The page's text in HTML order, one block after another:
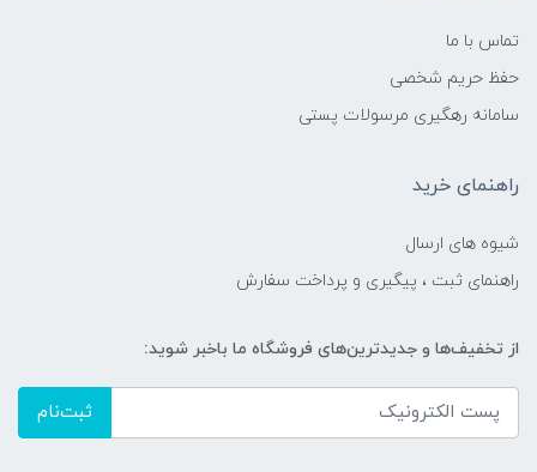
تماس با ما
حفظ حریم شخصی
سامانه رهگیری مرسولات پستی
راهنمای خرید
شیوه های ارسال
راهنمای ثبت ، پیگیری و پرداخت سفارش
از تخفیف‌ها و جدیدترین‌های فروشگاه ما باخبر شوید:
ثبت‌نام